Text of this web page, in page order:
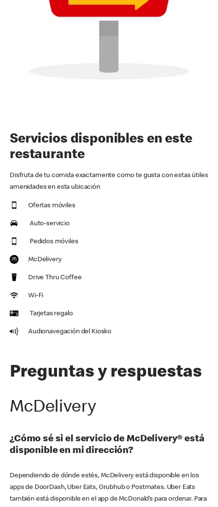
Servicios disponibles en este
restaurante
Disfruta de tu comida exactamente como te gusta con estas útiles
amenidades en esta ubicación
Ofertas móviles
Auto-servicio
Pedidos móviles
McDelivery
Drive Thru Coffee
Wi-Fi
Tarjetas regalo
Audionavegación del Kiosko
Preguntas y respuestas
McDelivery
¿Cómo sé si el servicio de McDelivery® está
disponible en mi dirección?
Dependiendo de dónde estés, McDelivery está disponible en los
apps de DoorDash, Uber Eats, Grubhub o Postmates. Uber Eats
también está disponible en el app de McDonald’s para ordenar. Para